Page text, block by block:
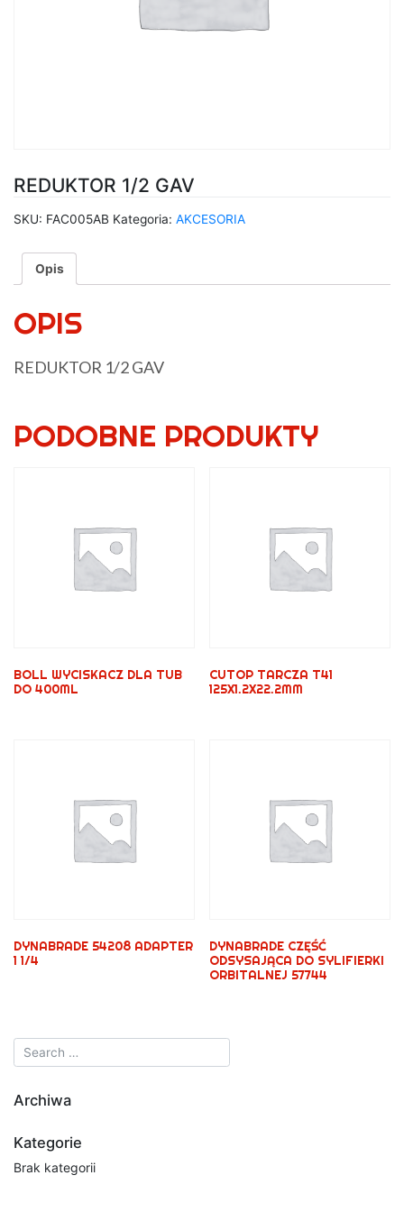
REDUKTOR 1/2 GAV
SKU: FAC005AB Kategoria: AKCESORIA
Opis
OPIS
REDUKTOR 1/2 GAV
PODOBNE PRODUKTY
BOLL WYCISKACZ DLA TUB
DO 400ML
CUTOP TARCZA T41
125X1.2X22.2MM
DYNABRADE 54208 ADAPTER
1 1/4
DYNABRADE CZĘŚĆ
ODSYSAJĄCA DO SYLIFIERKI
ORBITALNEJ 57744
Archiwa
Kategorie
Brak kategorii